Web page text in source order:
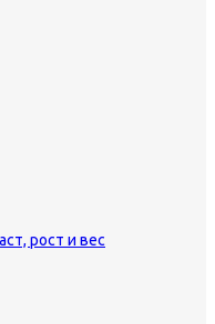
рост и вес